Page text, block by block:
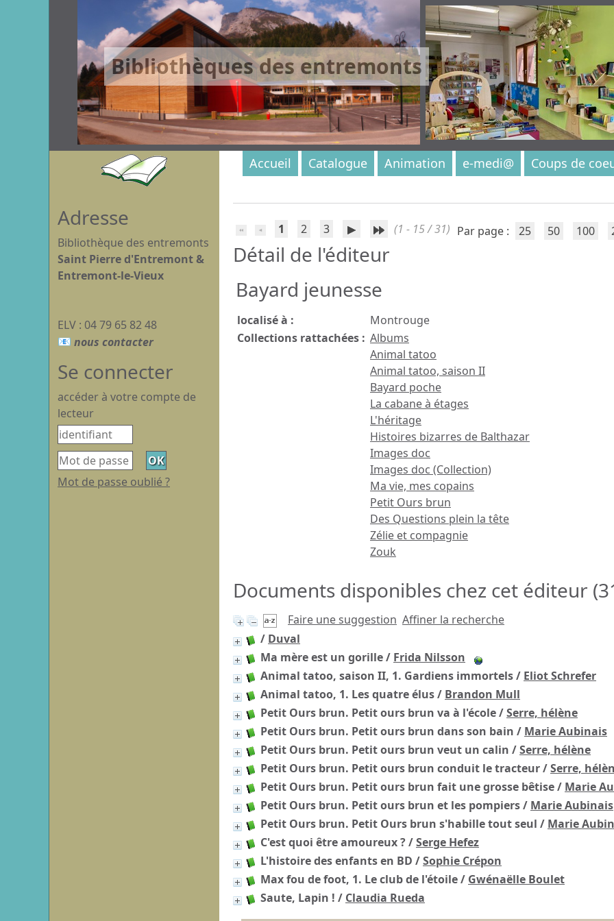
Bibliothèques des entremonts
1 2 3 (1 - 15 / 31) Par page : 25 50 100
Détail de l'éditeur
Bayard jeunesse
localisé à :
Montrouge
Collections rattachées : Albums
Animal tatoo
Animal tatoo, saison II
Bayard poche
La cabane à étages
L'héritage
Histoires bizarres de Balthazar
Images doc
Images doc (Collection)
Ma vie, mes copains
Petit Ours brun
Des Questions plein la tête
Zélie et compagnie
Zouk
Documents disponibles chez cet éditeur (
Faire une suggestion Affiner la recherche
/ Duval
Ma mère est un gorille/ Frida Nilsson
Animal tatoo, saison II, 1. Gardiens immortels/ Eliot Schrefer
Animal tatoo, 1. Les quatre élus/ Brandon Mull
Petit Ours brun. Petit ours brun va à l'école/Serre, hélène
Petit Ours brun. Petit ours brun dans son bain / Marie Aubinais
Petit Ours brun. Petit ours brun veut un calin /Serre, hélène
Petit Ours brun. Petit ours brun conduit le tracteur/Serre,
Petit Ours brun. Petit ours brun fait une grosse bêtise/ Marie
Petit Ours brun. Petit ours brun et les pompiers/ Marie Aubinais
Petit Ours brun. Petit Ours brun s'habille tout seul / Marie
C'est quoi être amoureux ?/Serge Hefez
L'histoire des enfants en BD /Sophie Crépon
Max fou de foot, 1. Le club de l'étoile/ Gwénaëlle Boulet
Saute, Lapin ! / Claudia Rueda
Accueil Catalogue Animation e-medi@ Coups de
Adresse
Bibliothèque des entremonts
Saint Pierre d'Entremont &
Entremont-le-Vieux
ELV : 04 79 65 82 48
Se connecter
accéder à votre compte de
lecteur
Mot de passe oublié ?